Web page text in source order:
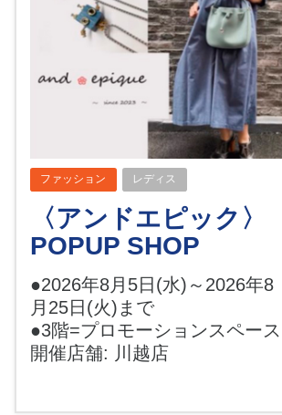
ファッション レディス
〈アンドエピック〉
POPUP SHOP
●2026年8月5日(水)～2026年8
月25日(火)まで
●3階=プロモーションスペース
開催店舗: 川越店